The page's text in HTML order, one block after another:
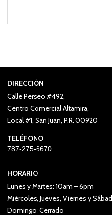
DIRECCIÓN
Calle Perseo #492,
Centro Comercial Altamira,
Local #1, San Juan, P.R. 00920
TELÉFONO
787-275-6670
HORARIO
Lunes y Martes: 10am – 6pm
Miércoles, Jueves, Viernes y
Domingo: Cerrado